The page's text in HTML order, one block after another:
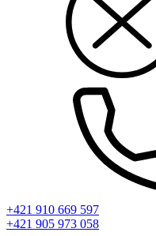
+421 910 669 597
+421 905 973 058